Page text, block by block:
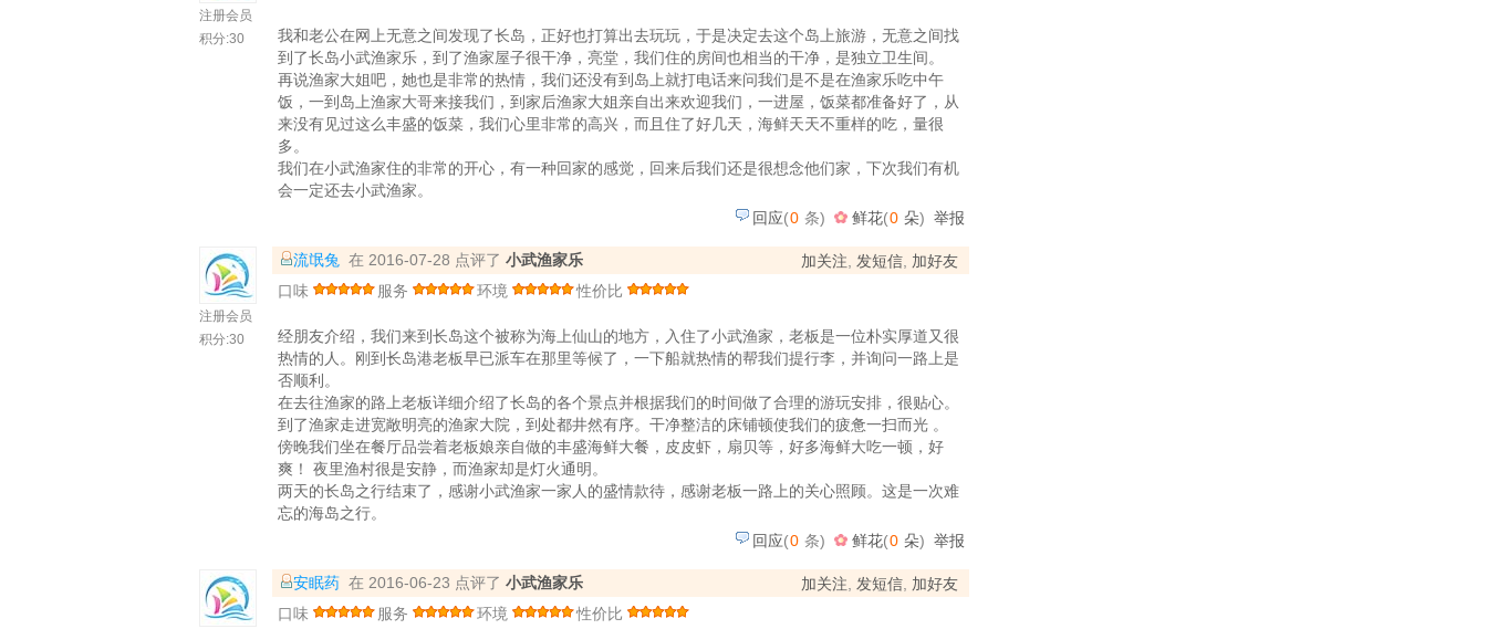
注册会员
积分:30
我和老公在网上无意之间发现了长岛，正好也打算出去玩玩，于是决定去这个岛上旅游，无意之间找
到了长岛小武渔家乐，到了渔家屋子很干净，亮堂，我们住的房间也相当的干净，是独立卫生间。
再说渔家大姐吧，她也是非常的热情，我们还没有到岛上就打电话来问我们是不是在渔家乐吃中午
饭，一到岛上渔家大哥来接我们，到家后渔家大姐亲自出来欢迎我们，一进屋，饭菜都准备好了，从
来没有见过这么丰盛的饭菜，我们心里非常的高兴，而且住了好几天，海鲜天天不重样的吃，量很
多。
我们在小武渔家住的非常的开心，有一种回家的感觉，回来后我们还是很想念他们家，下次我们有机
会一定还去小武渔家。
回应(0 条) 鲜花(0 朵) 举报
注册会员
积分:30
加关注 发短信 加好友
流氓兔 在 2016-07-28 点评了 小武渔家乐
口味
服务 环境 性价比
经朋友介绍，我们来到长岛这个被称为海上仙山的地方，入住了小武渔家，老板是一位朴实厚道又很
热情的人。刚到长岛港老板早已派车在那里等候了，一下船就热情的帮我们提行李，并询问一路上是
否顺利。
在去往渔家的路上老板详细介绍了长岛的各个景点并根据我们的时间做了合理的游玩安排，很贴心。
到了渔家走进宽敞明亮的渔家大院，到处都井然有序。干净整洁的床铺顿使我们的疲惫一扫而光 。
傍晚我们坐在餐厅品尝着老板娘亲自做的丰盛海鲜大餐，皮皮虾，扇贝等，好多海鲜大吃一顿，好
爽！ 夜里渔村很是安静，而渔家却是灯火通明。
两天的长岛之行结束了，感谢小武渔家一家人的盛情款待，感谢老板一路上的关心照顾。这是一次难
忘的海岛之行。
回应(0 条) 鲜花(0 朵) 举报
加关注 发短信 加好友
安眠药 在 2016-06-23 点评了 小武渔家乐
口味
服务 环境
性价比